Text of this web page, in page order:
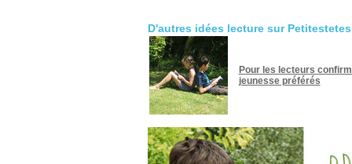
D'autres idées lecture sur
Pour les lecteurs
jeunesse préférés